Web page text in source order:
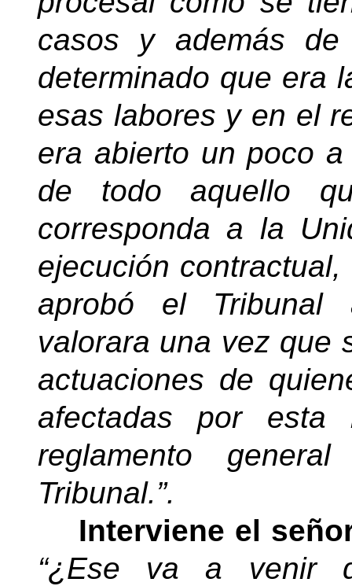
casos y además
determinado que era
esas labores y en el
era abierto un poco
de todo aquello
corresponda a la
ejecución
aprobó el Tribunal
valorara una vez que
actuaciones de
afectadas por
reglamento
Tribunal.”.
Interviene el
“¿Ese va a venir